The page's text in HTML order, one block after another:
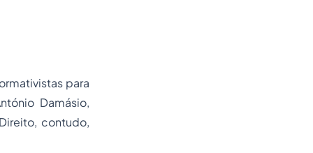
para
Damásio,
contudo,